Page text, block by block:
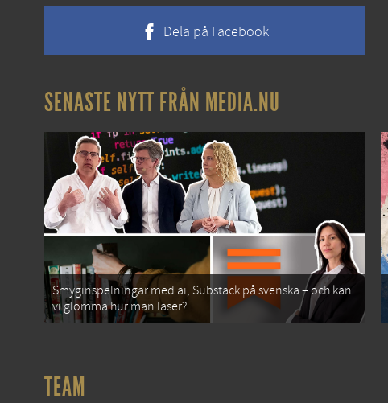
Dela på Facebook
SENASTE NYTT FRÅN MEDIA.NU
Smyginspelningar med ai, Substack på svenska – och kan
vi glömma hur man läser?
TEAM